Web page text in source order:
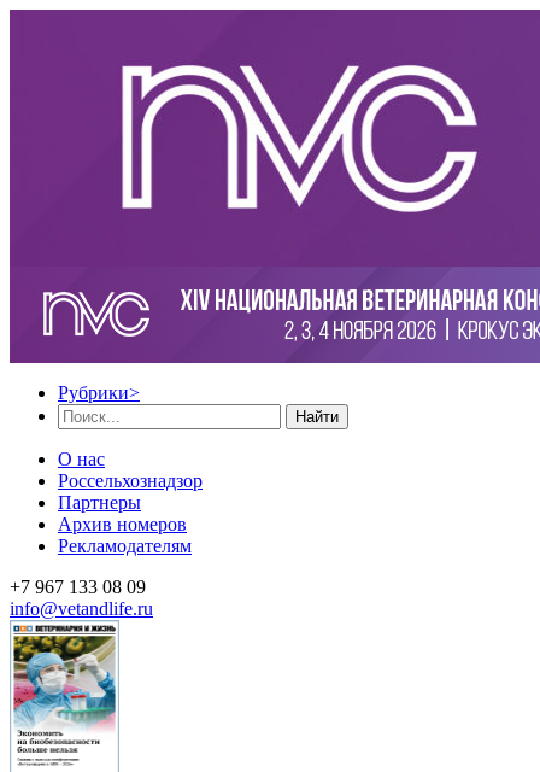
Рубрики>
Найти
О нас
Россельхознадзор
Партнеры
Архив номеров
Рекламодателям
+7 967 133 08 09
info@vetandlife.ru